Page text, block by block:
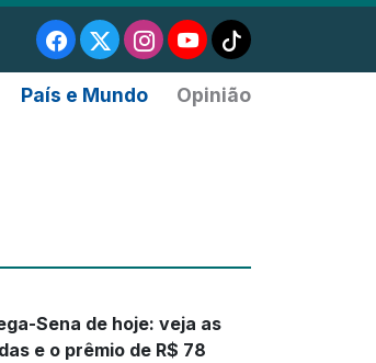
País e Mundo Opinião
Sena de hoje: veja as
e o prêmio de R$ 78